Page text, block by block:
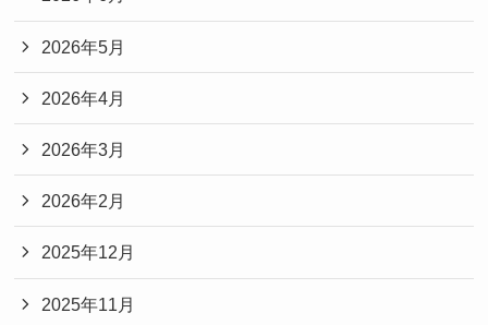
2026年5月
2026年4月
2026年3月
2026年2月
2025年12月
2025年11月